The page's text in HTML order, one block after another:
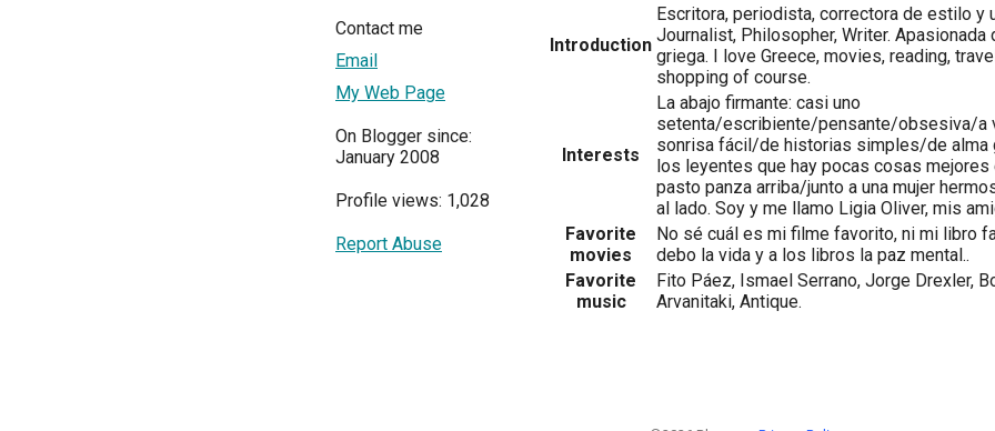
Contact me
Email
My Web Page
On Blogger since:
January 2008
Profile views: 1,028
Report Abuse
Introduction
Escritora, periodista, correctora de estilo y
Journalist, Philosopher, Writer. Apasionada
griega. I love Greece, movies, reading,
shopping of course.
Interests
La abajo firmante: casi uno
setenta/escribiente/pensante/obsesiva/a
sonrisa fácil/de historias simples/de alma
los leyentes que hay pocas cosas mejores
pasto panza arriba/junto a una mujer
al lado. Soy y me llamo Ligia Oliver, mis
Favorite
movies
No sé cuál es mi filme favorito, ni mi libro
debo la vida y a los libros la paz mental..
Favorite
music
Fito Páez, Ismael Serrano, Jorge Drexler,
Arvanitaki, Antique.